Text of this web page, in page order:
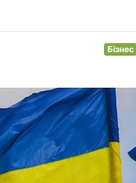
Бізнес